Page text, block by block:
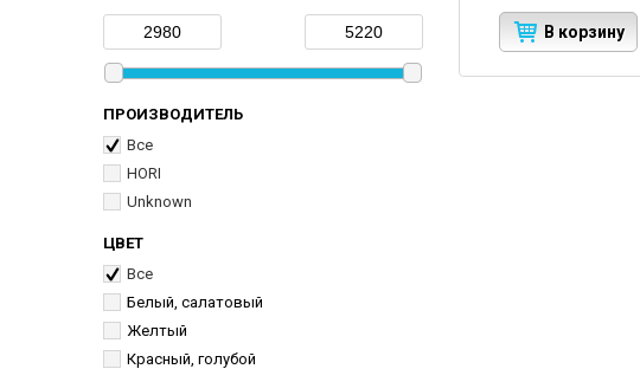
ПРОИЗВОДИТЕЛЬ
Все
HORI
Unknown
ЦВЕТ
Все
Белый, салатовый
Желтый
Красный, голубой
В корзину